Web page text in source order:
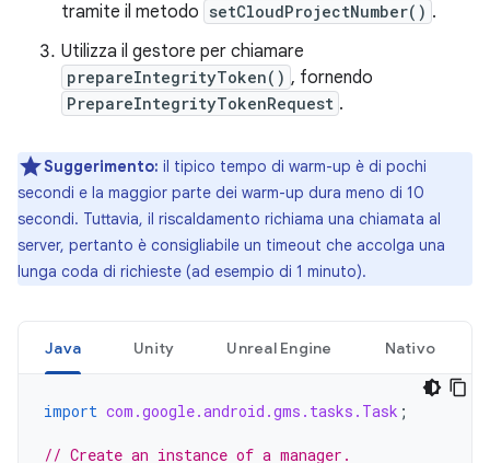
tramite il metodo setCloudProjectNumber() .
Utilizza il gestore per chiamare
prepareIntegrityToken() , fornendo
PrepareIntegrityTokenRequest .
Suggerimento: il tipico tempo di warm-up è di pochi
secondi e la maggior parte dei warm-up dura meno di 10
secondi. Tuttavia, il riscaldamento richiama una chiamata al
server, pertanto è consigliabile un timeout che accolga una
lunga coda di richieste (ad esempio di 1 minuto).
Java Unity Unreal Engine Nativo
import com.google.android.gms.tasks.Task ;
// Create an instance of a manager.